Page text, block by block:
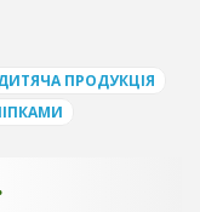
ПРОДУКЦІЯ